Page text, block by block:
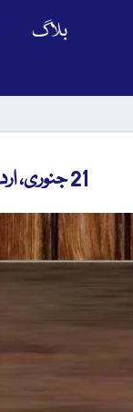
بلاگ
21 جنوری، اردو کے اولین صاحبِ دیوان شاعر کا یومِ وفات